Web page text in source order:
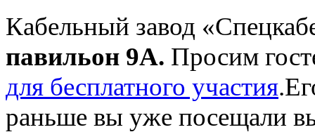
Кабельный завод
павильон 9А. Просим
для бесплатного участия
раньше вы уже посещали